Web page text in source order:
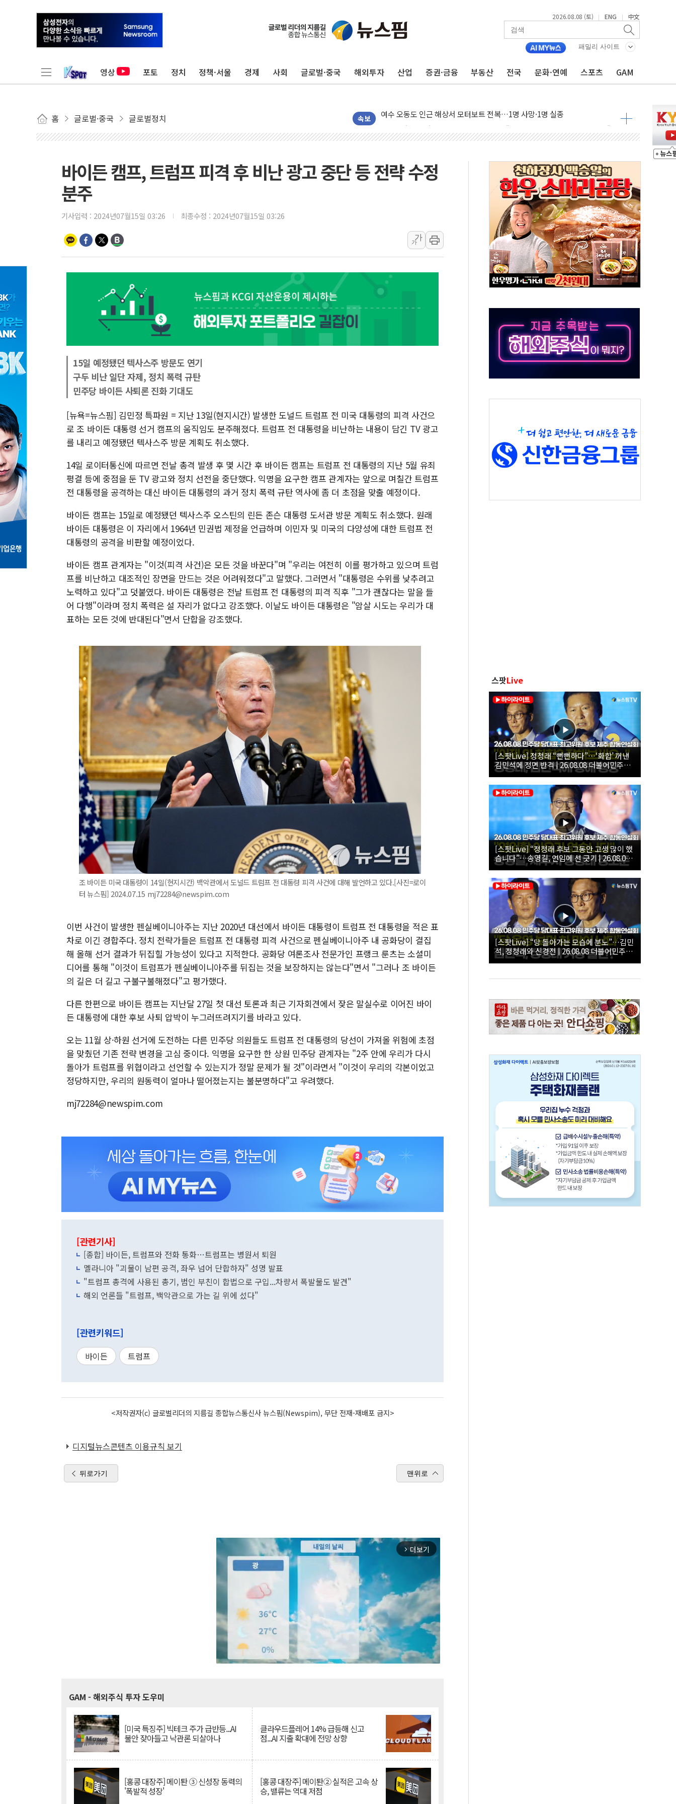
2026.08.08 (토) | ENG | 中文
패밀리 사이트
영상 포토 정치 정책·서울 경제 사회 글로벌·중국 해외투자 산업 증권·금융 부동산 전국 문화·연예 스포츠 GAM
홈 글로벌·중국 글로벌정치 속보
서울 중랑구 주택가서 흉기 난동…60대 남성 2명 숨져
李대통령 "결혼 때문에 손해 보는 일 없게"…'결혼 페널티' 22개 과제 손본다
추미애, '위안부' 피해자 기림의 날 참석..."국제적 시민 연대로 목소리 내야"
인천 선재도 갯벌서 해루질 중 실종 60대 나흘만에 숨진 채 발견
'화합' 꺼낸 김민석에 '뻔뻔' 받아친 정청래…제주 연설서 신경전 고조
李대통령, ISA 개편 재검토 지시…與 "적극 환영"·野 "졸속 국정"
동해중부 전 해상 풍랑주의보…10일까지 최대 3.5m 높은 물결
연일 폭염에 온열질환 사망 23명…정부, 비상대응기구 가동
中 전방위 아파트 부양, 수도 베이징도 부동산 규제 철폐
인제 용대리 계곡서 수위 상승으로 피서객 7명 고립…전원 구조
동해시, 11~14일 '별똥별 멍' 운영…페르세우스 유성우 관측
강원 중·남부 동해안 시간당 50mm 이상 폭우…호우경보 발효
청양 밭에서 일하던 90대 숨져…온열질환 여부 조사
'호우 특보' 경북 울진 시간당 20~30mm 강한 비...가뭄 해소될 듯
주말 무더위·열대야 지속…내륙 곳곳 소나기
바이든 캠프, 트럼프 피격 후 비난 광고 중단 등 전략 수정
분주
기사입력 : 2024년07월15일 03:26 최종수정 : 2024년07월15일 03:26
가
가
15일 예정됐던 텍사스주 방문도 연기
구두 비난 일단 자제, 정치 폭력 규탄
민주당 바이든 사퇴론 진화 기대도
[뉴욕=뉴스핌] 김민정 특파원 = 지난 13일(현지시간) 발생한 도널드 트럼프 전 미국 대통령의 피격 사건으
로 조 바이든 대통령 선거 캠프의 움직임도 분주해졌다. 트럼프 전 대통령을 비난하는 내용이 담긴 TV 광고
를 내리고 예정됐던 텍사스주 방문 계획도 취소했다.
14일 로이터통신에 따르면 전날 총격 발생 후 몇 시간 후 바이든 캠프는 트럼프 전 대통령의 지난 5월 유죄
평결 등에 중점을 둔 TV 광고와 정치 선전을 중단했다. 익명을 요구한 캠프 관계자는 앞으로 며칠간 트럼프
전 대통령을 공격하는 대신 바이든 대통령의 과거 정치 폭력 규탄 역사에 좀 더 초점을 맞출 예정이다.
바이든 캠프는 15일로 예정됐던 텍사스주 오스틴의 린든 존슨 대통령 도서관 방문 계획도 취소했다. 원래
바이든 대통령은 이 자리에서 1964년 민권법 제정을 언급하며 이민자 및 미국의 다양성에 대한 트럼프 전
대통령의 공격을 비판할 예정이었다.
바이든 캠프 관계자는 "이것(피격 사건)은 모든 것을 바꾼다"며 "우리는 여전히 이를 평가하고 있으며 트럼
프를 비난하고 대조적인 장면을 만드는 것은 어려워졌다"고 말했다. 그러면서 "대통령은 수위를 낮추려고
노력하고 있다"고 덧붙였다. 바이든 대통령은 전날 트럼프 전 대통령의 피격 직후 "그가 괜찮다는 말을 들
어 다행"이라며 정치 폭력은 설 자리가 없다고 강조했다. 이날도 바이든 대통령은 "암살 시도는 우리가 대
표하는 모든 것에 반대된다"면서 단합을 강조했다.
조 바이든 미국 대통령이 14일(현지시간) 백악관에서 도널드 트럼프 전 대통령 피격 사건에 대해 발언하고 있다.[사진=로이
터 뉴스핌] 2024.07.15 mj72284@newspim.com
이번 사건이 발생한 펜실베이니아주는 지난 2020년 대선에서 바이든 대통령이 트럼프 전 대통령을 적은 표
차로 이긴 경합주다. 정치 전략가들은 트럼프 전 대통령 피격 사건으로 펜실베이니아주 내 공화당이 결집
해 올해 선거 결과가 뒤집힐 가능성이 있다고 지적한다. 공화당 여론조사 전문가인 프랭크 룬츠는 소셜미
디어를 통해 "이것이 트럼프가 펜실베이니아주를 뒤집는 것을 보장하지는 않는다"면서 "그러나 조 바이든
의 길은 더 길고 구불구불해졌다"고 평가했다.
다른 한편으로 바이든 캠프는 지난달 27일 첫 대선 토론과 최근 기자회견에서 잦은 말실수로 이어진 바이
든 대통령에 대한 후보 사퇴 압박이 누그러뜨려지기를 바라고 있다.
오는 11월 상·하원 선거에 도전하는 다른 민주당 의원들도 트럼프 전 대통령의 당선이 가져올 위험에 초점
을 맞췄던 기존 전략 변경을 고심 중이다. 익명을 요구한 한 상원 민주당 관계자는 "2주 안에 우리가 다시
돌아가 트럼프를 위협이라고 선언할 수 있는지가 정말 문제가 될 것"이라면서 "이것이 우리의 각본이었고
정당하지만, 우리의 원동력이 얼마나 떨어졌는지는 불분명하다"고 우려했다.
mj72284@newspim.com
[관련기사]
[종합] 바이든, 트럼프와 전화 통화…트럼프는 병원서 퇴원
멜라니아 "괴물이 남편 공격, 좌우 넘어 단합하자" 성명 발표
"트럼프 총격에 사용된 총기, 범인 부친이 합법으로 구입...차량서 폭발물도 발견"
해외 언론들 "트럼프, 백악관으로 가는 길 위에 섰다"
[관련키워드]
바이든 트럼프
<저작권자(c) 글로벌리더의 지름길 종합뉴스통신사 뉴스핌(Newspim), 무단 전재-재배포 금지>
디지털뉴스콘텐츠 이용규칙 보기
뒤로가기 맨위로
arrow_forward_ios 더보기
GAM - 해외주식 투자 도우미
[미국 특징주] 빅테크 주가 급반등...AI
불안 잦아들고 낙관론 되살아나
클라우드플레어 14% 급등해 신고
점...AI 지출 확대에 전망 상향
[홍콩 대장주] 메이퇀 ③ 신성장 동력의
'폭발적 성장'
[홍콩 대장주] 메이퇀② 실적은 고속 상
승, 밸류는 역대 저점
스팟Live
[스팟Live] 정청래 “뻔뻔하다”…‘화합’ 꺼낸
김민석에 정면 반격 | 26.08.08 더불어민주당
당대표·최고위원 후보 제주 합동연설회
[스팟Live] “정청래 후보 그동안 고생 많이 했
습니다”…송영길, 연임에 선 긋기 | 26.08.08
더불어민주당 당대표·최고위원 후보 제주 합
동연설회
[스팟Live] “당 돌아가는 모습에 분노”…김민
석, 정청래와 신경전 | 26.08.08 더불어민주당
당대표·최고위원 후보 제주 합동연설회